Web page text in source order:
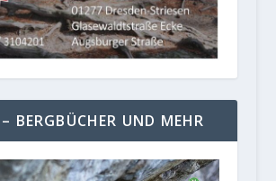
BERGBÜCHER UND MEHR